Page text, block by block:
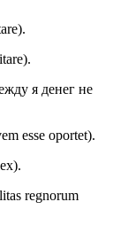
я денег не
esse oportet).
regnorum